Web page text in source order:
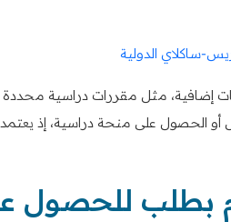
الدولية
إضافية، مثل مقررات دراسية محددة
الحصول على منحة دراسية، إذ يعتمد
بطلب للحصول